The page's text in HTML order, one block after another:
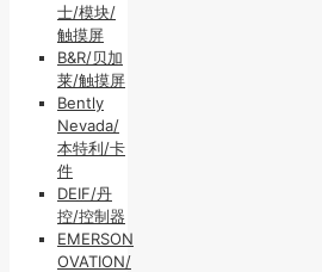
士/模块/
触摸屏
B&R/贝加
莱/触摸屏
Bently
Nevada/
本特利/卡
件
DEIF/丹
控/控制器
EMERSON
OVATION/